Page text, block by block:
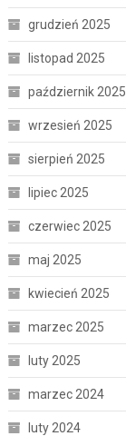
grudzień 2025
listopad 2025
październik 2025
wrzesień 2025
sierpień 2025
lipiec 2025
czerwiec 2025
maj 2025
kwiecień 2025
marzec 2025
luty 2025
marzec 2024
luty 2024